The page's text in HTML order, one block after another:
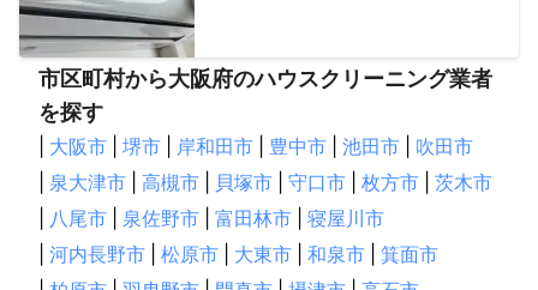
市区町村から大阪府のハウスクリーニング業者
を探す
大阪市 堺市 岸和田市 豊中市 池田市
吹田市
泉大津市 高槻市 貝塚市 守口市 枚方市
茨木市
八尾市 泉佐野市 富田林市
寝屋川市
河内長野市 松原市 大東市 和泉市
箕面市